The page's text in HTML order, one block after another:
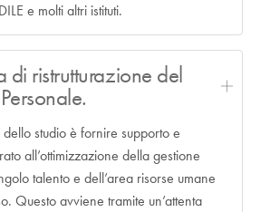
e molti altri istituti.
di ristrutturazione del
studio è fornire supporto e
all’ottimizzazione della gestione
talento e dell’area risorse umane
Questo avviene tramite un’attenta